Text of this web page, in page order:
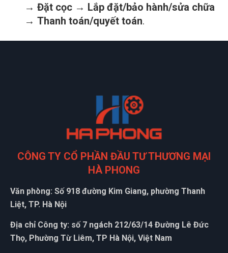
→ Đặt cọc → Lắp đặt/bảo hành/sửa chữa
→ Thanh toán/quyết toán.
CÔNG TY CỔ PHẦN ĐẦU TƯ THƯƠNG MẠI
HÀ PHONG
Văn phòng: Số 918 đường Kim Giang, phường Thanh
Liệt, TP. Hà Nội
Địa chỉ Công ty: số 7 ngách 212/63/14 Đường Lê Đức
Thọ, Phường Từ Liêm, TP Hà Nội, Việt Nam
LỊCH